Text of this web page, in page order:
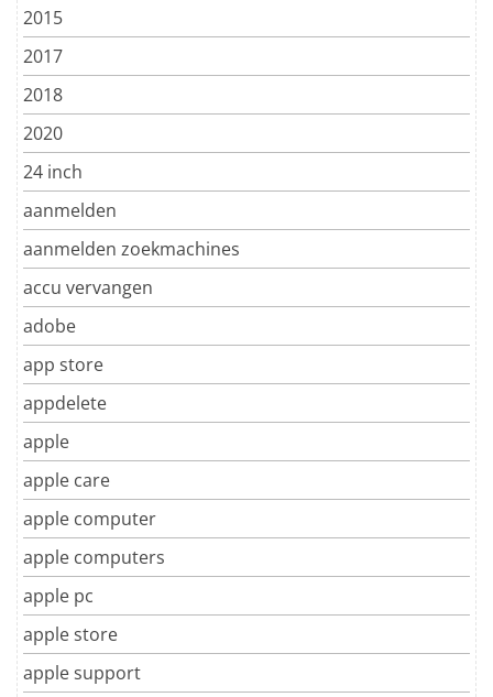
2015
2017
2018
2020
24 inch
aanmelden
aanmelden zoekmachines
accu vervangen
adobe
app store
appdelete
apple
apple care
apple computer
apple computers
apple pc
apple store
apple support